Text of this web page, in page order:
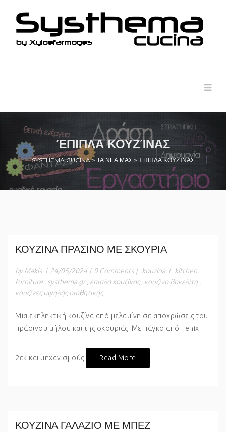
ΈΠΙΠΛΑ ΚΟΥΖΊΝΑΣ
SYSTHEMA CUCINA> ΤΑ ΝΕΑ ΜΑΣ > ΈΠΙΠΛΑ ΚΟΥΖΊΝΑΣ
ΚΟΥΖΙΝΑ ΠΡΑΣΙΝΟ ΜΕ ΣΚΟΥΡΙΑ
by Makis | 24/05/2024 | 0 Comments | kouzina | kitchen
furniture
systhema.gr έπιπλα κουζίνας κουζίνα βακελίτη
κουζίνες υψηλής αισθητικής
Μια εκπληκτική κουζίνα από μελαμίνη σε αποχρώσεις του
πράσινου μήλου και της σκουριάς. Με πάγκο από Fenix
2εκ και μηχανισμούς Read More
ΚΟΥΖΙΝΑ ΓΑΛΑΖΙΟ ΜΕ ΜΠΕΖ